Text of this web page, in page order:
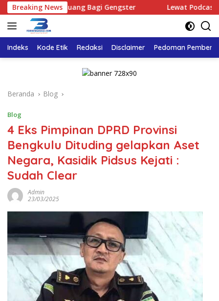
Langsung
ke
konten
Breaking News
Ada Ruang Bagi Gengster Lewat Podcast Tribun
Indeks Kode Etik Redaksi Disclaimer Pedoman
Beranda Blog
Blog
4 Eks Pimpinan DPRD Provinsi
Bengkulu Dituding gelapkan Aset
Negara, Kasidik Pidsus Kejati :
Sudah Clear
Admin
23/03/2025